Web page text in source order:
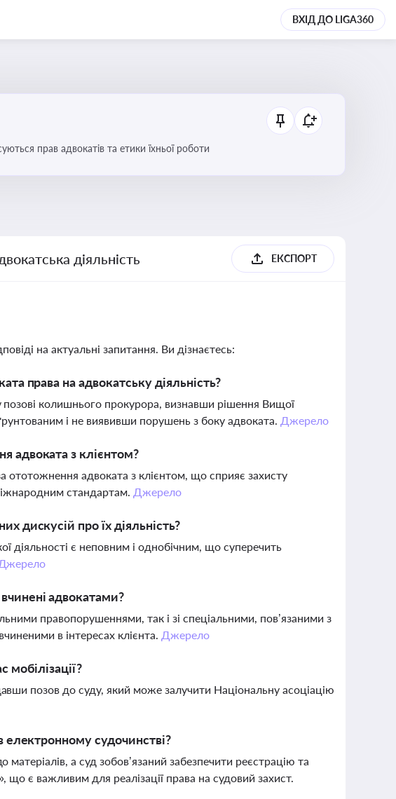
ВХІД ДО LIGA360
прав адвокатів та етики їхньої роботи
діяльність ЕКСПОРТ
на актуальні запитання. Ви дізнаєтесь:
права на адвокатську діяльність?
колишнього прокурора, визнавши рішення Вищої
і не виявивши порушень з боку адвоката. Джерело
адвоката з клієнтом?
ототожнення адвоката з клієнтом, що сприяє захисту
стандартам. Джерело
дискусій про їх діяльність?
діяльності є неповним і однобічним, що суперечить
адвокатами?
правопорушеннями, так і зі спеціальними, пов’язаними з
в інтересах клієнта. Джерело
позов до суду, який може залучити Національну асоціацію
електронному судочинстві?
а суд зобов’язаний забезпечити реєстрацію та
є важливим для реалізації права на судовий захист.